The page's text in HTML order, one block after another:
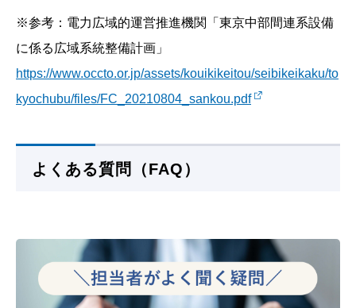
※参考：電力広域的運営推進機関「東京中部間連系設備
に係る広域系統整備計画」
https://www.occto.or.jp/assets/kouikikeitou/seibikeikaku/to
kyochubu/files/FC_20210804_sankou.pdf
よくある質問（FAQ）